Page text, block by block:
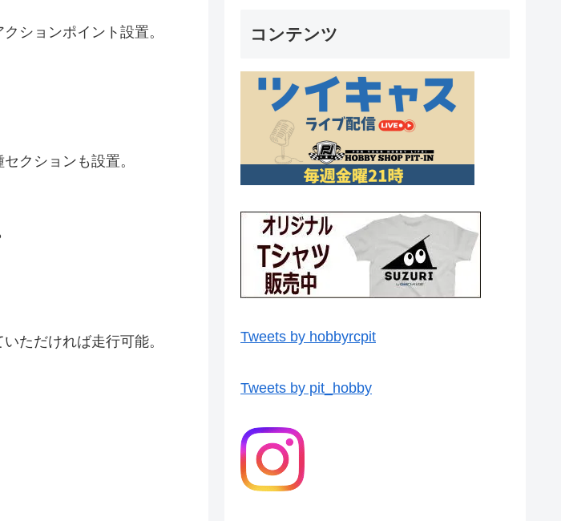
ションポイント設置。
クションも設置。
ただければ走行可能。
コンテンツ
Tweets by hobbyrcpit
Tweets by pit_hobby